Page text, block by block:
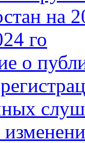
на
го
о